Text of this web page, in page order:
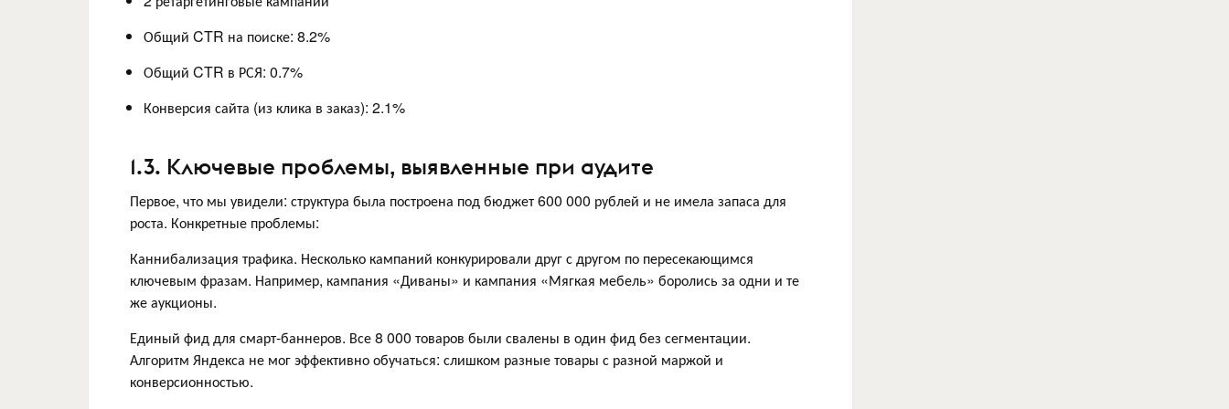
Общий CTR на поиске: 8.2%
Общий CTR в РСЯ: 0.7%
Конверсия сайта (из клика в заказ): 2.1%
1.3. Ключевые проблемы, выявленные при аудите
Первое, что мы увидели: структура была построена под бюджет 600 000 рублей и не имела запаса для
роста. Конкретные проблемы:
Каннибализация трафика. Несколько кампаний конкурировали друг с другом по пересекающимся
ключевым фразам. Например, кампания «Диваны» и кампания «Мягкая мебель» боролись за одни и те
же аукционы.
Единый фид для смарт-баннеров. Все 8 000 товаров были свалены в один фид без сегментации.
Алгоритм Яндекса не мог эффективно обучаться: слишком разные товары с разной маржой и
конверсионностью.